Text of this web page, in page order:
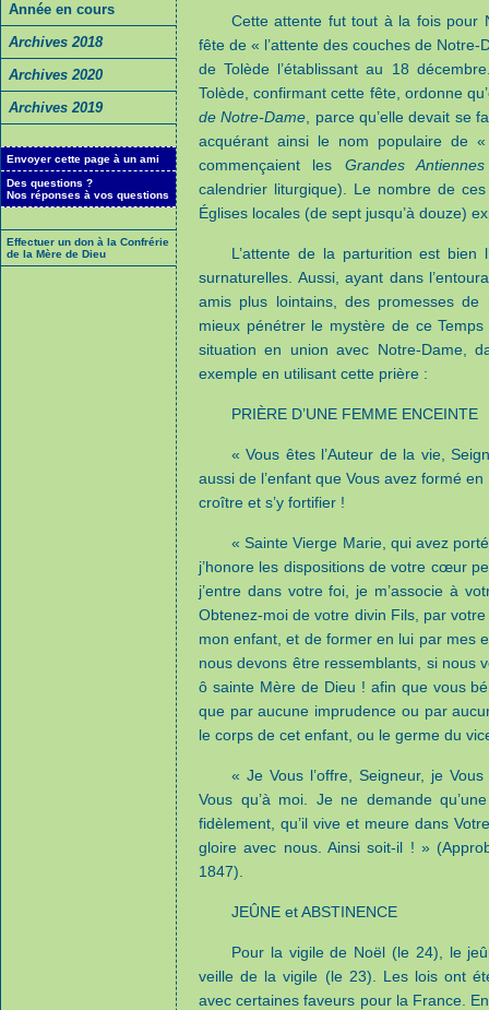
Année en cours
Archives 2018
Archives 2020
Archives 2019
Envoyer cette page à un ami
Des questions ?
Nos réponses à vos questions
Effectuer un don à la Confrérie
de la Mère de Dieu
Cette attente fut tout à la fois pour
fête de « l’attente des couches de
de Tolède l’établissant au 18
Tolède, confirmant cette fête, ordonne
de Notre-Dame , parce qu’elle devait se
acquérant ainsi le nom populaire de
commençaient les Grandes
calendrier liturgique). Le nombre de
Églises locales (de sept jusqu’à douze)
L’attente de la parturition est bien
surnaturelles. Aussi, ayant dans
amis plus lointains, des promesses de
mieux pénétrer le mystère de ce
situation en union avec Notre-Dame,
exemple en utilisant cette prière :
PRIÈRE D’UNE FEMME ENCEINTE
« Vous êtes l’Auteur de la vie,
aussi de l’enfant que Vous avez formé
croître et s’y fortifier !
« Sainte Vierge Marie, qui avez
j’honore les dispositions de votre cœur
j’entre dans votre foi, je m’associe à
Obtenez-moi de votre divin Fils, par
mon enfant, et de former en lui par mes
nous devons être ressemblants, si nous
ô sainte Mère de Dieu ! afin que vous
que par aucune imprudence ou par
le corps de cet enfant, ou le germe du
« Je Vous l’offre, Seigneur, je
Vous qu’à moi. Je ne demande
fidèlement, qu’il vive et meure dans
gloire avec nous. Ainsi soit-il ! »
1847).
JEÛNE et ABSTINENCE
Pour la vigile de Noël (le 24), le
veille de la vigile (le 23). Les lois ont
avec certaines faveurs pour la France.